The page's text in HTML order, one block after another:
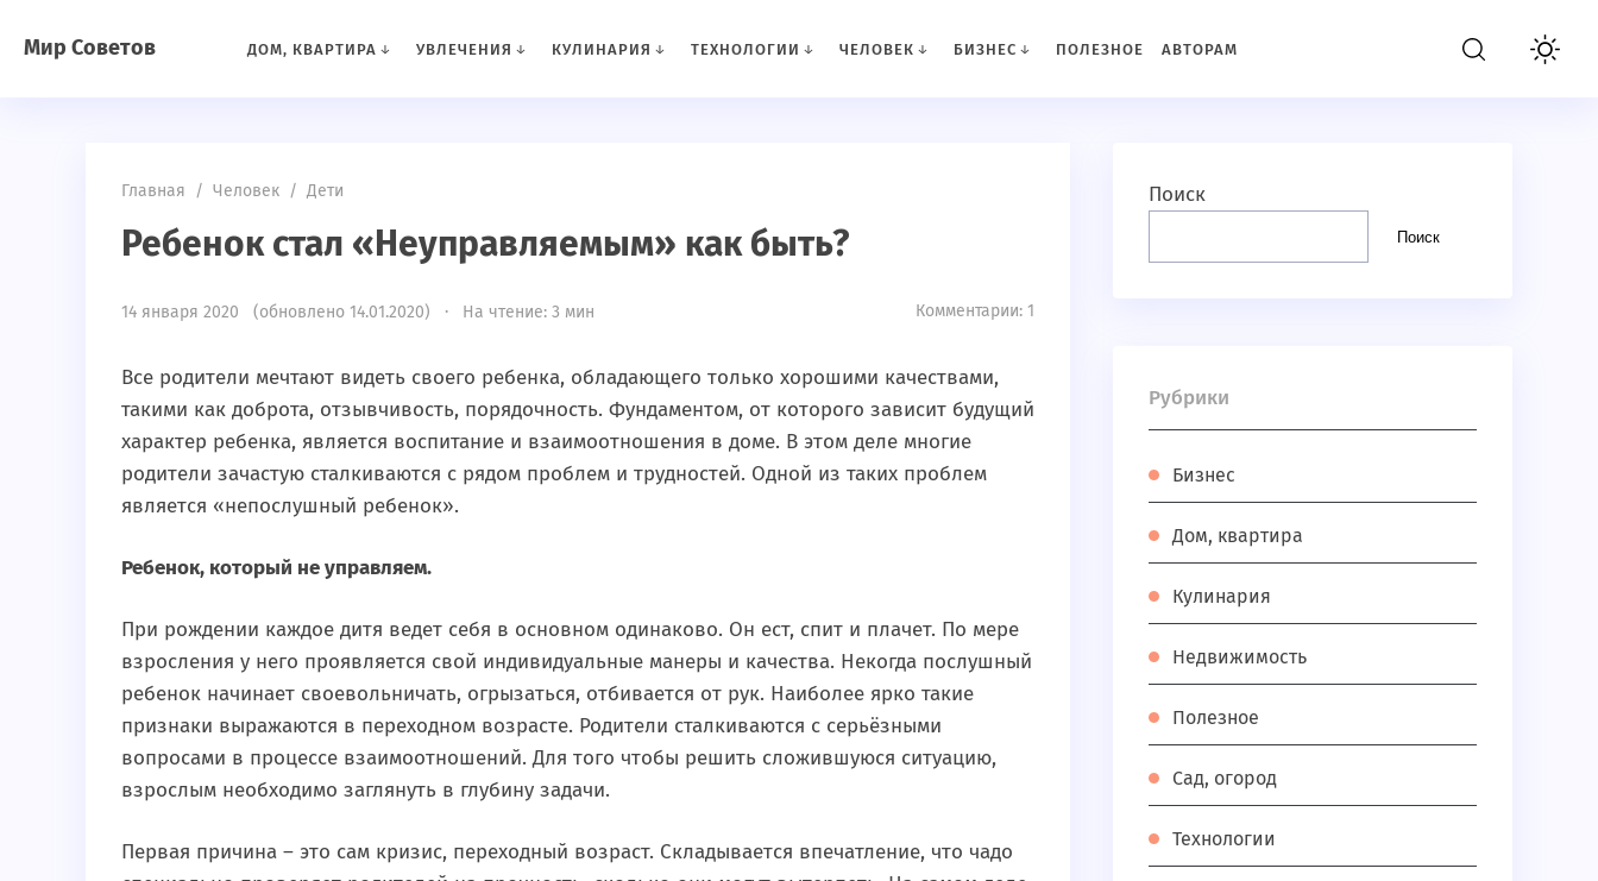
Мир Советов ДОМ, КВАРТИРА УВЛЕЧЕНИЯ КУЛИНАРИЯ ТЕХНОЛОГИИ ЧЕЛОВЕК БИЗНЕС ПОЛЕЗНОЕ АВТОРАМ
Главная / Человек / Дети
Ребенок стал «Неуправляемым» как быть?
14 января 2020 (обновлено 14.01.2020) · На чтение: 3 мин Комментарии: 1
Все родители мечтают видеть своего ребенка, обладающего только хорошими качествами,
такими как доброта, отзывчивость, порядочность. Фундаментом, от которого зависит будущий
характер ребенка, является воспитание и взаимоотношения в доме. В этом деле многие
родители зачастую сталкиваются с рядом проблем и трудностей. Одной из таких проблем
является «непослушный ребенок».
Ребенок, который не управляем.
При рождении каждое дитя ведет себя в основном одинаково. Он ест, спит и плачет. По мере
взросления у него проявляется свой индивидуальные манеры и качества. Некогда послушный
ребенок начинает своевольничать, огрызаться, отбивается от рук. Наиболее ярко такие
признаки выражаются в переходном возрасте. Родители сталкиваются с серьёзными
вопросами в процессе взаимоотношений. Для того чтобы решить сложившуюся ситуацию,
взрослым необходимо заглянуть в глубину задачи.
Первая причина – это сам кризис, переходный возраст. Складывается впечатление, что чадо
Поиск
Поиск
Рубрики
Бизнес
Дом, квартира
Кулинария
Недвижимость
Полезное
Сад, огород
Технологии